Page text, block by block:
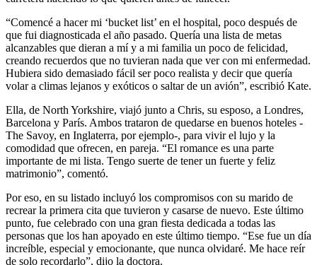
“Comencé a hacer mi ‘bucket list’ en el hospital, poco después de
que fui diagnosticada el año pasado. Quería una lista de metas
alcanzables que dieran a mí y a mi familia un poco de felicidad,
creando recuerdos que no tuvieran nada que ver con mi enfermedad.
Hubiera sido demasiado fácil ser poco realista y decir que quería
volar a climas lejanos y exóticos o saltar de un avión”, escribió Kate.
Ella, de North Yorkshire, viajó junto a Chris, su esposo, a Londres,
Barcelona y París. Ambos trataron de quedarse en buenos hoteles -
The Savoy, en Inglaterra, por ejemplo-, para vivir el lujo y la
comodidad que ofrecen, en pareja. “El romance es una parte
importante de mi lista. Tengo suerte de tener un fuerte y feliz
matrimonio”, comentó.
Por eso, en su listado incluyó los compromisos con su marido de
recrear la primera cita que tuvieron y casarse de nuevo. Este último
punto, fue celebrado con una gran fiesta dedicada a todas las
personas que los han apoyado en este último tiempo. “Ese fue un día
increíble, especial y emocionante, que nunca olvidaré. Me hace reír
de solo recordarlo”, dijo la doctora.